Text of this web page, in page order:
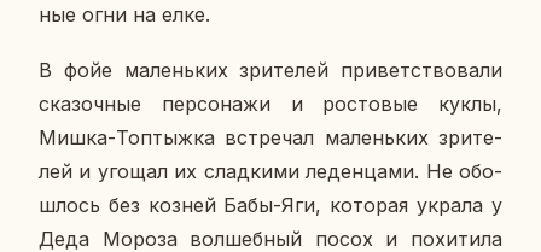
ные огни на елке.
В фойе ма­лень­ких зри­те­лей при­вет­ство­ва­ли
ска­зоч­ные пер­со­на­жи и ро­сто­вые куклы,
Мишка-Топ­тыж­ка встре­чал ма­лень­ких зри­те­
лей и угощал их слад­ки­ми ле­ден­ца­ми. Не обо­
шлось без козней Бабы-Яги, ко­то­рая украла у
Деда Мороза вол­шеб­ный посох и по­хи­ти­ла